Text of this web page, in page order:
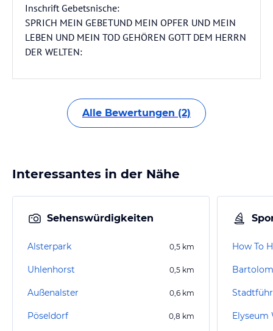
Inschrift Gebetsnische:
SPRICH MEIN GEBETUND MEIN OPFER UND MEIN
LEBEN UND MEIN TOD GEHÖREN GOTT DEM HERRN
DER WELTEN:
Alle Bewertungen (2)
Interessantes in der Nähe
Sehenswürdigkeiten
Alsterpark 0,5 km
Uhlenhorst 0,5 km
Außenalster 0,6 km
Pöseldorf 0,8 km
How To
Elyseum